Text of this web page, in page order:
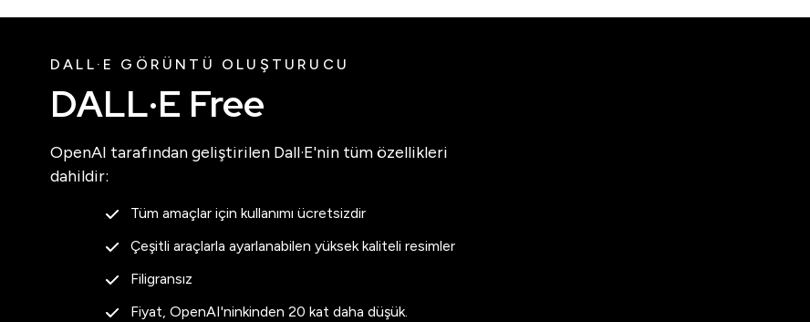
DALL·E GÖRÜNTÜ OLUŞTURUCU
DALL·E Free
OpenAI tarafından geliştirilen Dall·E'nin tüm özellikleri
dahildir:
Tüm amaçlar için kullanımı ücretsizdir
Çeşitli araçlarla ayarlanabilen yüksek kaliteli resimler
Filigransız
Fiyat, OpenAI'ninkinden 20 kat daha düşük.